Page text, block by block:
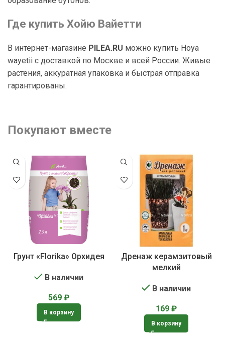
Где купить Хойю Вайетти
В интернет-магазине PILEA.RU можно купить Hoya
wayetii с доставкой по Москве и всей России. Живые
растения, аккуратная упаковка и быстрая отправка
гарантированы.
Покупают вместе
Грунт «Florika» Орхидея
В наличии
569 ₽
В корзину
Дренаж керамзитовый
мелкий
В наличии
169 ₽
В корзину